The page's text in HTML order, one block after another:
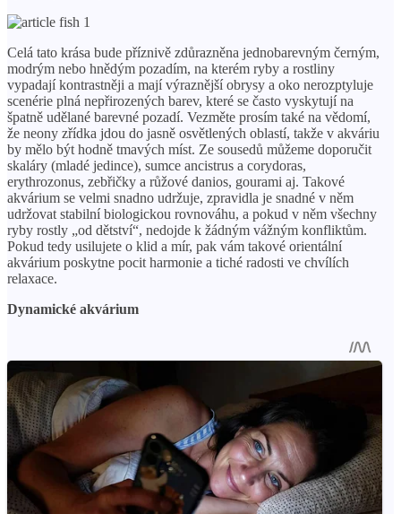
Celá tato krása bude příznivě zdůrazněna jednobarevným černým,
modrým nebo hnědým pozadím, na kterém ryby a rostliny
vypadají kontrastněji a mají výraznější obrysy a oko nerozptyluje
scenérie plná nepřirozených barev, které se často vyskytují na
špatně udělané barevné pozadí. Vezměte prosím také na vědomí,
že neony zřídka jdou do jasně osvětlených oblastí, takže v akváriu
by mělo být hodně tmavých míst. Ze sousedů můžeme doporučit
skaláry (mladé jedince), sumce ancistrus a corydoras,
erythrozonus, zebřičky a růžové danios, gourami aj. Takové
akvárium se velmi snadno udržuje, zpravidla je snadné v něm
udržovat stabilní biologickou rovnováhu, a pokud v něm všechny
ryby rostly „od dětství“, nedojde k žádným vážným konfliktům.
Pokud tedy usilujete o klid a mír, pak vám takové orientální
akvárium poskytne pocit harmonie a tiché radosti ve chvílích
relaxace.
Dynamické akvárium